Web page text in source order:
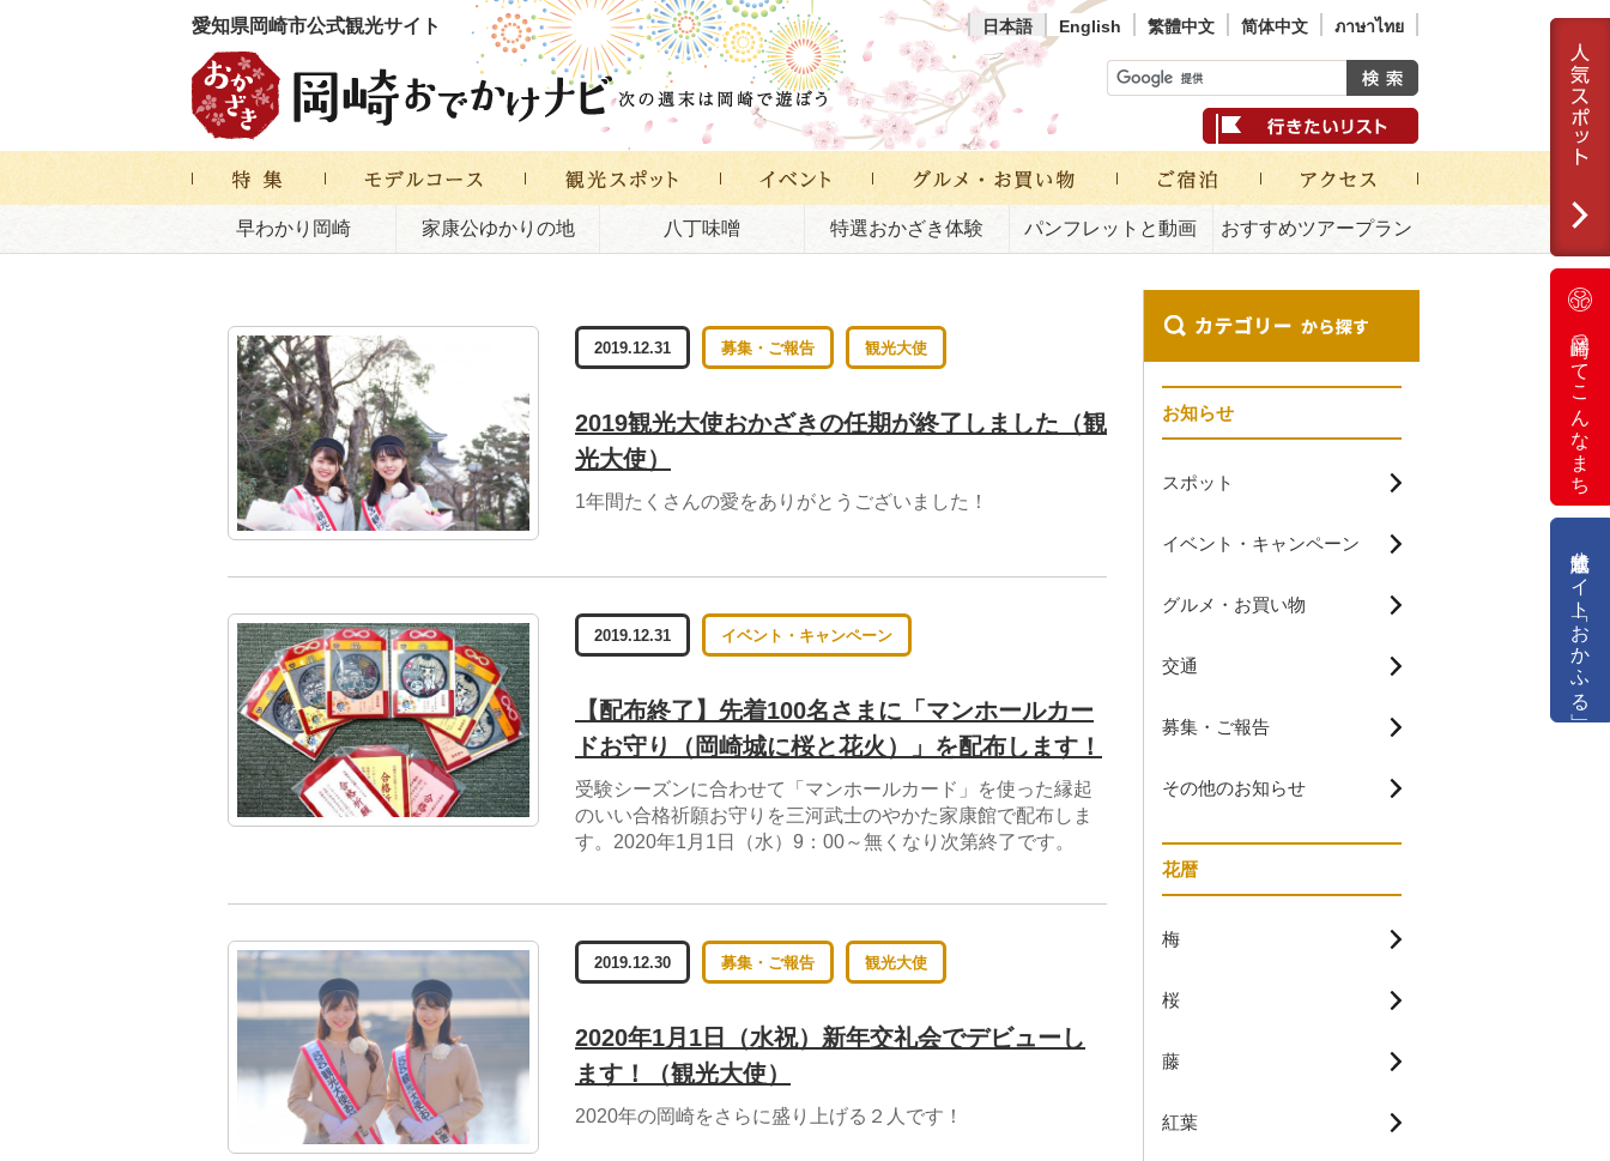
愛知県岡崎市公式観光サイト 日本語 English 繁體中文 简体中文 ภาษาไทย
早わかり岡崎 家康公ゆかりの地 八丁味噌 特選おかざき体験 パンフレットと動画 おすすめツアープラン
岡崎ってこんなまち
公式通販サイト「おかふる」
2019.12.31 募集・ご報告 観光大使
2019観光大使おかざきの任期が終了しました（観
光大使）
1年間たくさんの愛をありがとうございました！
2019.12.31 イベント・キャンペーン
【配布終了】先着100名さまに「マンホールカー
ドお守り（岡崎城に桜と花火）」を配布します！
受験シーズンに合わせて「マンホールカード」を使った縁起
のいい合格祈願お守りを三河武士のやかた家康館で配布しま
す。2020年1月1日（水）9：00～無くなり次第終了です。
2019.12.30 募集・ご報告 観光大使
2020年1月1日（水祝）新年交礼会でデビューし
ます！（観光大使）
2020年の岡崎をさらに盛り上げる２人です！
お知らせ
スポット
イベント・キャンペーン
グルメ・お買い物
交通
募集・ご報告
その他のお知らせ
花暦
梅
桜
藤
紅葉